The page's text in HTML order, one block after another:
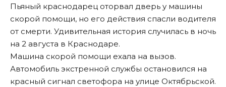
Пьяный краснодарец оторвал дверь у машины
скорой помощи, но его действия спасли водителя
от смерти. Удивительная история случилась в ночь
на 2 августа в Краснодаре.
Машина скорой помощи ехала на вызов.
Автомобиль экстренной службы остановился на
красный сигнал светофора на улице Октябрьской.